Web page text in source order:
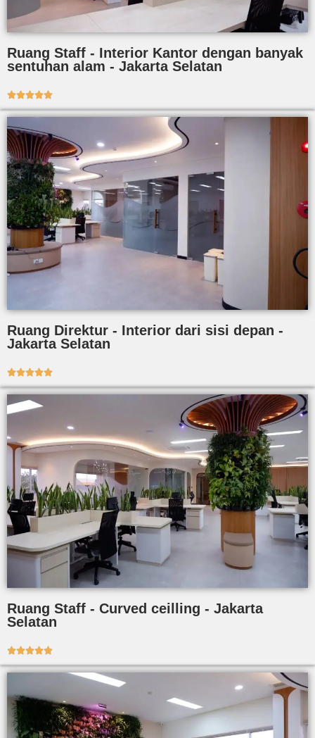
Ruang Staff - Interior Kantor dengan banyak
sentuhan alam - Jakarta Selatan

Ruang Direktur - Interior dari sisi depan -
Jakarta Selatan

Ruang Staff - Curved ceilling - Jakarta
Selatan
